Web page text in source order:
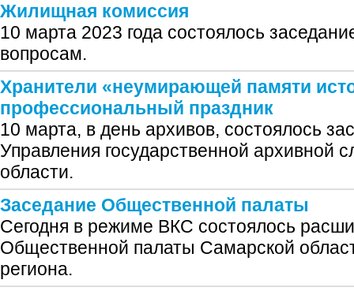
Жилищная комиссия
10 марта 2023 года состоялось
вопросам.
Хранители «неумирающей памяти
профессиональный праздник
10 марта, в день архивов, состоялось
Управления государственной архивной
области.
Заседание Общественной палаты
Сегодня в режиме ВКС состоялось
Общественной палаты Самарской
региона.